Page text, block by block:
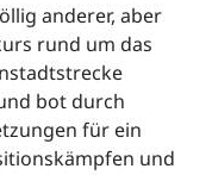
anderer, aber
rund um das
bot durch
für ein
und